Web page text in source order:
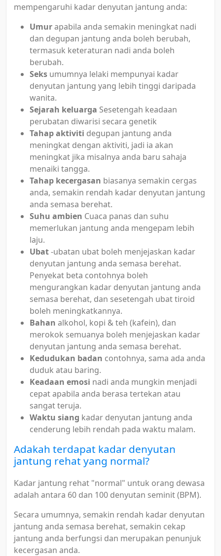
mempengaruhi kadar denyutan jantung anda:
Umurapabila anda semakin meningkat nadi
dan degupan jantung anda boleh berubah,
termasuk keteraturan nadi anda boleh
berubah.
Seks umumnya lelaki mempunyai kadar
denyutan jantung yang lebih tinggi daripada
wanita.
Sejarah keluarga Sesetengah keadaan
perubatan diwarisi secara genetik
Tahap aktiviti degupan jantung anda
meningkat dengan aktiviti, jadi ia akan
meningkat jika misalnya anda baru sahaja
menaiki tangga.
Tahap kecergasan biasanya semakin cergas
anda, semakin rendah kadar denyutan jantung
anda semasa berehat.
Suhu ambien Cuaca panas dan suhu
memerlukan jantung anda mengepam lebih
laju.
Ubat-ubatan ubat boleh menjejaskan kadar
denyutan jantung anda semasa berehat.
Penyekat beta contohnya boleh
mengurangkan kadar denyutan jantung anda
semasa berehat, dan sesetengah ubat tiroid
boleh meningkatkannya.
Bahan alkohol, kopi & teh (kafein), dan
merokok semuanya boleh menjejaskan kadar
denyutan jantung anda semasa berehat.
Kedudukan badan contohnya, sama ada anda
duduk atau baring.
Keadaan emosi nadi anda mungkin menjadi
cepat apabila anda berasa tertekan atau
sangat teruja.
Waktu siang kadar denyutan jantung anda
cenderung lebih rendah pada waktu malam.
Adakah terdapat kadar denyutan
jantung rehat yang normal?
Kadar jantung rehat "normal" untuk orang dewasa
adalah antara 60 dan 100 denyutan seminit (BPM).
Secara umumnya, semakin rendah kadar denyutan
jantung anda semasa berehat, semakin cekap
jantung anda berfungsi dan merupakan penunjuk
kecergasan anda.